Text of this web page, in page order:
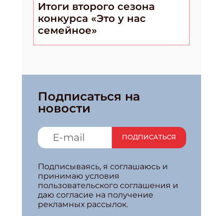
Итоги второго сезона
конкурса «Это у нас
семейное»
Подписаться на
новости
ПОДПИСАТЬСЯ
Подписываясь, я соглашаюсь и
принимаю условия
пользовательского соглашения и
даю согласие на получение
рекламных рассылок.